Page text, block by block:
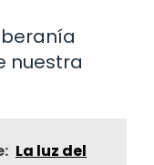
nuestra
La luz del